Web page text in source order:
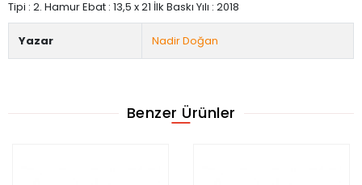
Tipi : 2. Hamur Ebat : 13,5 x 21 İlk Baskı Yılı : 2018
Yazar Nadir Doğan
Benzer Ürünler